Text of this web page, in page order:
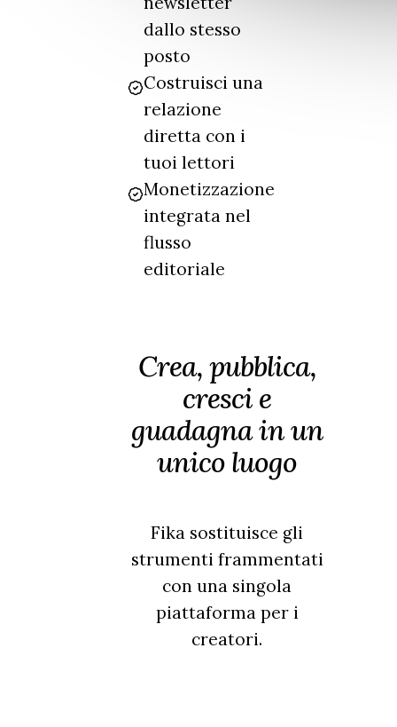
dallo stesso
posto
Costruisci una
relazione
diretta con i
tuoi lettori
Monetizzazione
integrata nel
flusso
editoriale
Crea, pubblica,
cresci e
guadagna in un
unico luogo
Fika sostituisce gli
strumenti frammentati
con una singola
piattaforma per i
creatori.